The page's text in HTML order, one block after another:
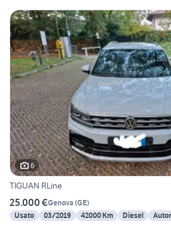
6
TIGUAN RLine
25.000 €Genova (GE)
Usato
03/2019 42000 Km Diesel